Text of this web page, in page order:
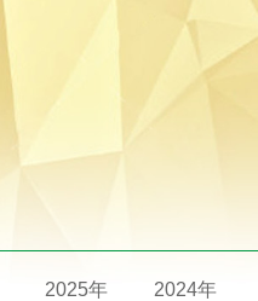
2025年 2024年